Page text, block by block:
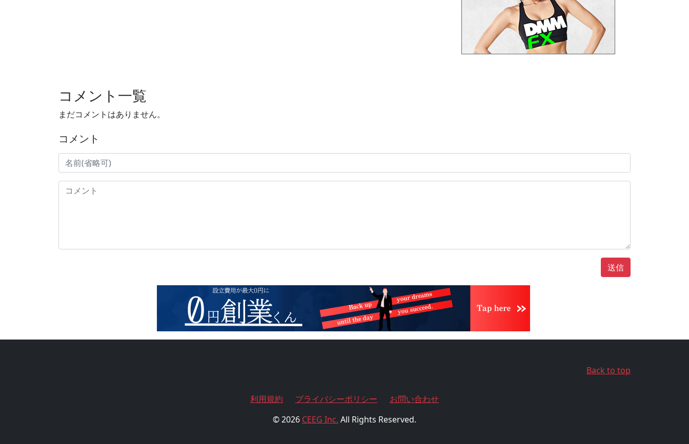
コメント一覧
まだコメントはありません。
コメント
送信
Back to top
利用規約 プライバシーポリシー
お問い合わせ
© 2026 CEEG Inc. All Rights Reserved.